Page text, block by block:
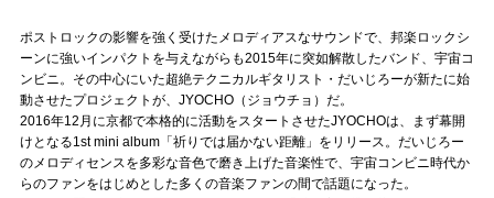
ぶいマガ！ by muevo
Follow us
Official SNS
ポストロックの影響を強く受けたメロディアスなサウンドで、邦楽ロックシ
ーンに強いインパクトを与えながらも2015年に突如解散したバンド、宇宙コ
ンビニ。その中心にいた超絶テクニカルギタリスト・だいじろーが新たに始
動させたプロジェクトが、JYOCHO（ジョウチョ）だ。
2016年12月に京都で本格的に活動をスタートさせたJYOCHOは、まず幕開
けとなる1st mini album「祈りでは届かない距離」をリリース。だいじろー
のメロディセンスを多彩な音色で磨き上げた音楽性で、宇宙コンビニ時代か
らのファンをはじめとした多くの音楽ファンの間で話題になった。